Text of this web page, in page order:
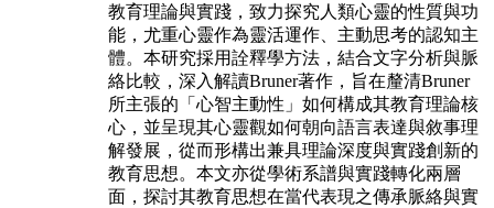
教育理論與實踐，致力探究人類心靈的性質與功
能，尤重心靈作為靈活運作、主動思考的認知主
體。本研究採用詮釋學方法，結合文字分析與脈
絡比較，深入解讀Bruner著作，旨在釐清Bruner
所主張的「心智主動性」如何構成其教育理論核
心，並呈現其心靈觀如何朝向語言表達與敘事理
解發展，從而形構出兼具理論深度與實踐創新的
教育思想。本文亦從學術系譜與實踐轉化兩層
面，探討其教育思想在當代表現之傳承脈絡與實